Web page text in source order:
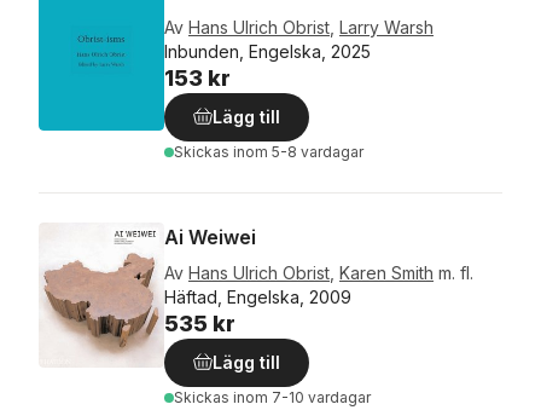
Av Hans Ulrich Obrist Larry Warsh
Inbunden, Engelska, 2025
153 kr
Lägg till
Skickas inom 5-8 vardagar
Ai Weiwei
Av Hans Ulrich Obrist Karen Smith m. fl.
Häftad, Engelska, 2009
535 kr
Lägg till
Skickas inom 7-10 vardagar